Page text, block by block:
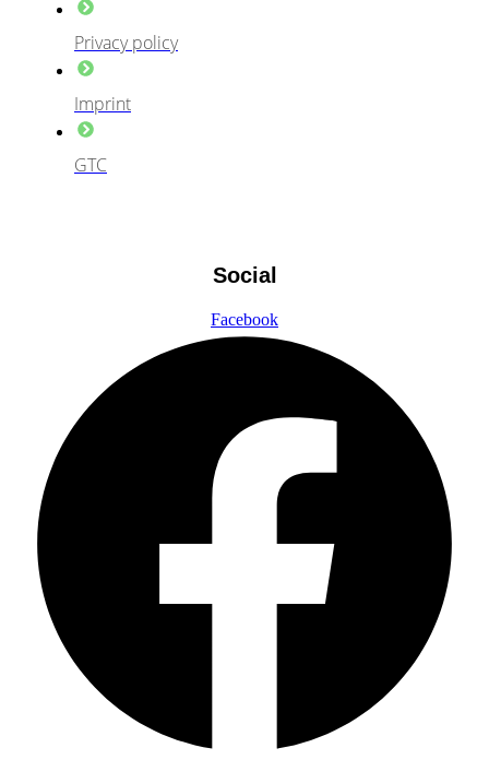
Privacy policy
Imprint
GTC
Social
Facebook